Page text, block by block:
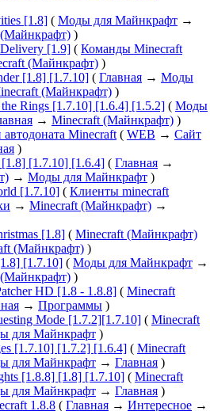
[1.8] ( Моды для Майнкрафт →
)
[1.9] ( Команды Minecraft
(Майнкрафт) )
[1.8] [1.7.10] ( Главная → Моды
(Майнкрафт) )
Rings [1.7.10] [1.6.4] [1.5.2] ( Моды
→ Minecraft (Майнкрафт) )
Minecraft ( WEB → Сайт
)
[1.7.10] [1.6.4] ( Главная →
→ Моды для Майнкрафт )
[1.7.10] ( Клиенты minecraft
→ Minecraft (Майнкрафт) →
[1.8] ( Minecraft (Майнкрафт)
(Майнкрафт) )
[1.7.10] ( Моды для Майнкрафт →
)
HD [1.8 - 1.8.8] ( Minecraft
→ Программы )
Mode [1.7.2][1.7.10] ( Minecraft
для Майнкрафт )
[1.7.10] [1.7.2] [1.6.4] ( Minecraft
для Майнкрафт → Главная )
[1.8.8] [1.8] [1.7.10] ( Minecraft
для Майнкрафт → Главная )
1.8.8 ( Главная → Интересное →